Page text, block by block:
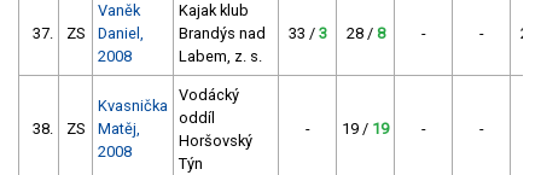
37. ZS
Vaněk
Daniel,
2008
Kajak klub
Brandýs nad
Labem, z. s.
33 / 3 28 / 8 - -
38. ZS
Kvasnička
Matěj,
2008
Vodácký
oddíl
Horšovský
Týn
- 19 / 19 - -